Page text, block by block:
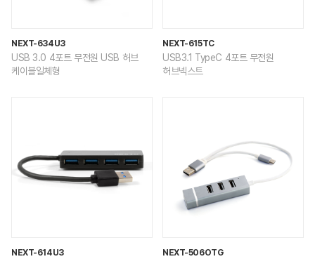
NEXT-634U3
USB 3.0 4포트 무전원 USB 허브
케이블일체형
NEXT-615TC
USB3.1 TypeC 4포트 무전원
허브넥스트
NEXT-614U3 NEXT-506OTG